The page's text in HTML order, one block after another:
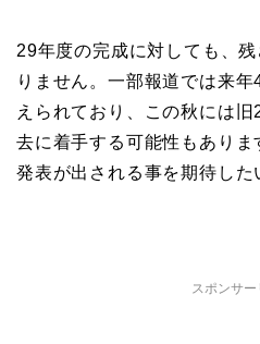
29年度の完成に対しても、
りません。一部報道では来
えられており、この秋には
去に着手する可能性もあり
発表が出される事を期待した
スポンサー